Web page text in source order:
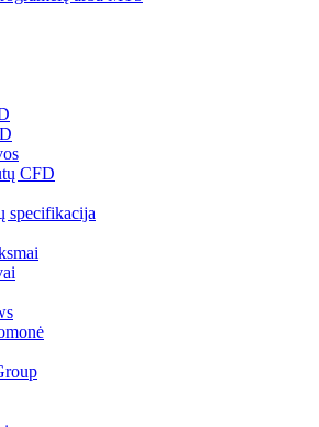
CFD
specifikacija